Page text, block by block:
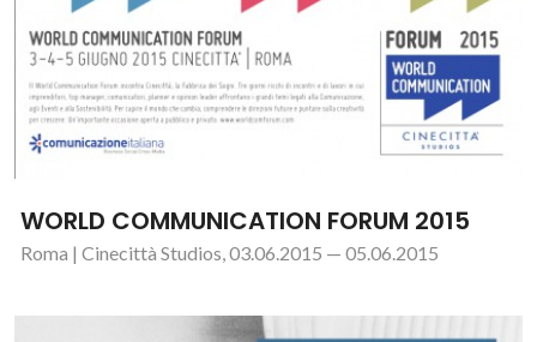
WORLD COMMUNICATION FORUM 2015
Roma | Cinecittà Studios, 03.06.2015 — 05.06.2015